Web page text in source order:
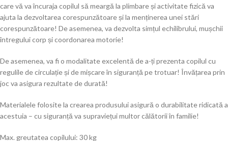
care vă va încuraja copilul să meargă la plimbare și activitate fizică va
ajuta la dezvoltarea corespunzătoare și la menținerea unei stări
corespunzătoare! De asemenea, va dezvolta simțul echilibrului, mușchii
întregului corp și coordonarea motorie!
De asemenea, va fi o modalitate excelentă de a-ți prezenta copilul cu
regulile de circulație și de mișcare în siguranță pe trotuar! Învățarea prin
joc va asigura rezultate de durată!
Materialele folosite la crearea produsului asigură o durabilitate ridicată a
acestuia – cu siguranță va supraviețui multor călătorii în familie!
Max. greutatea copilului: 30 kg